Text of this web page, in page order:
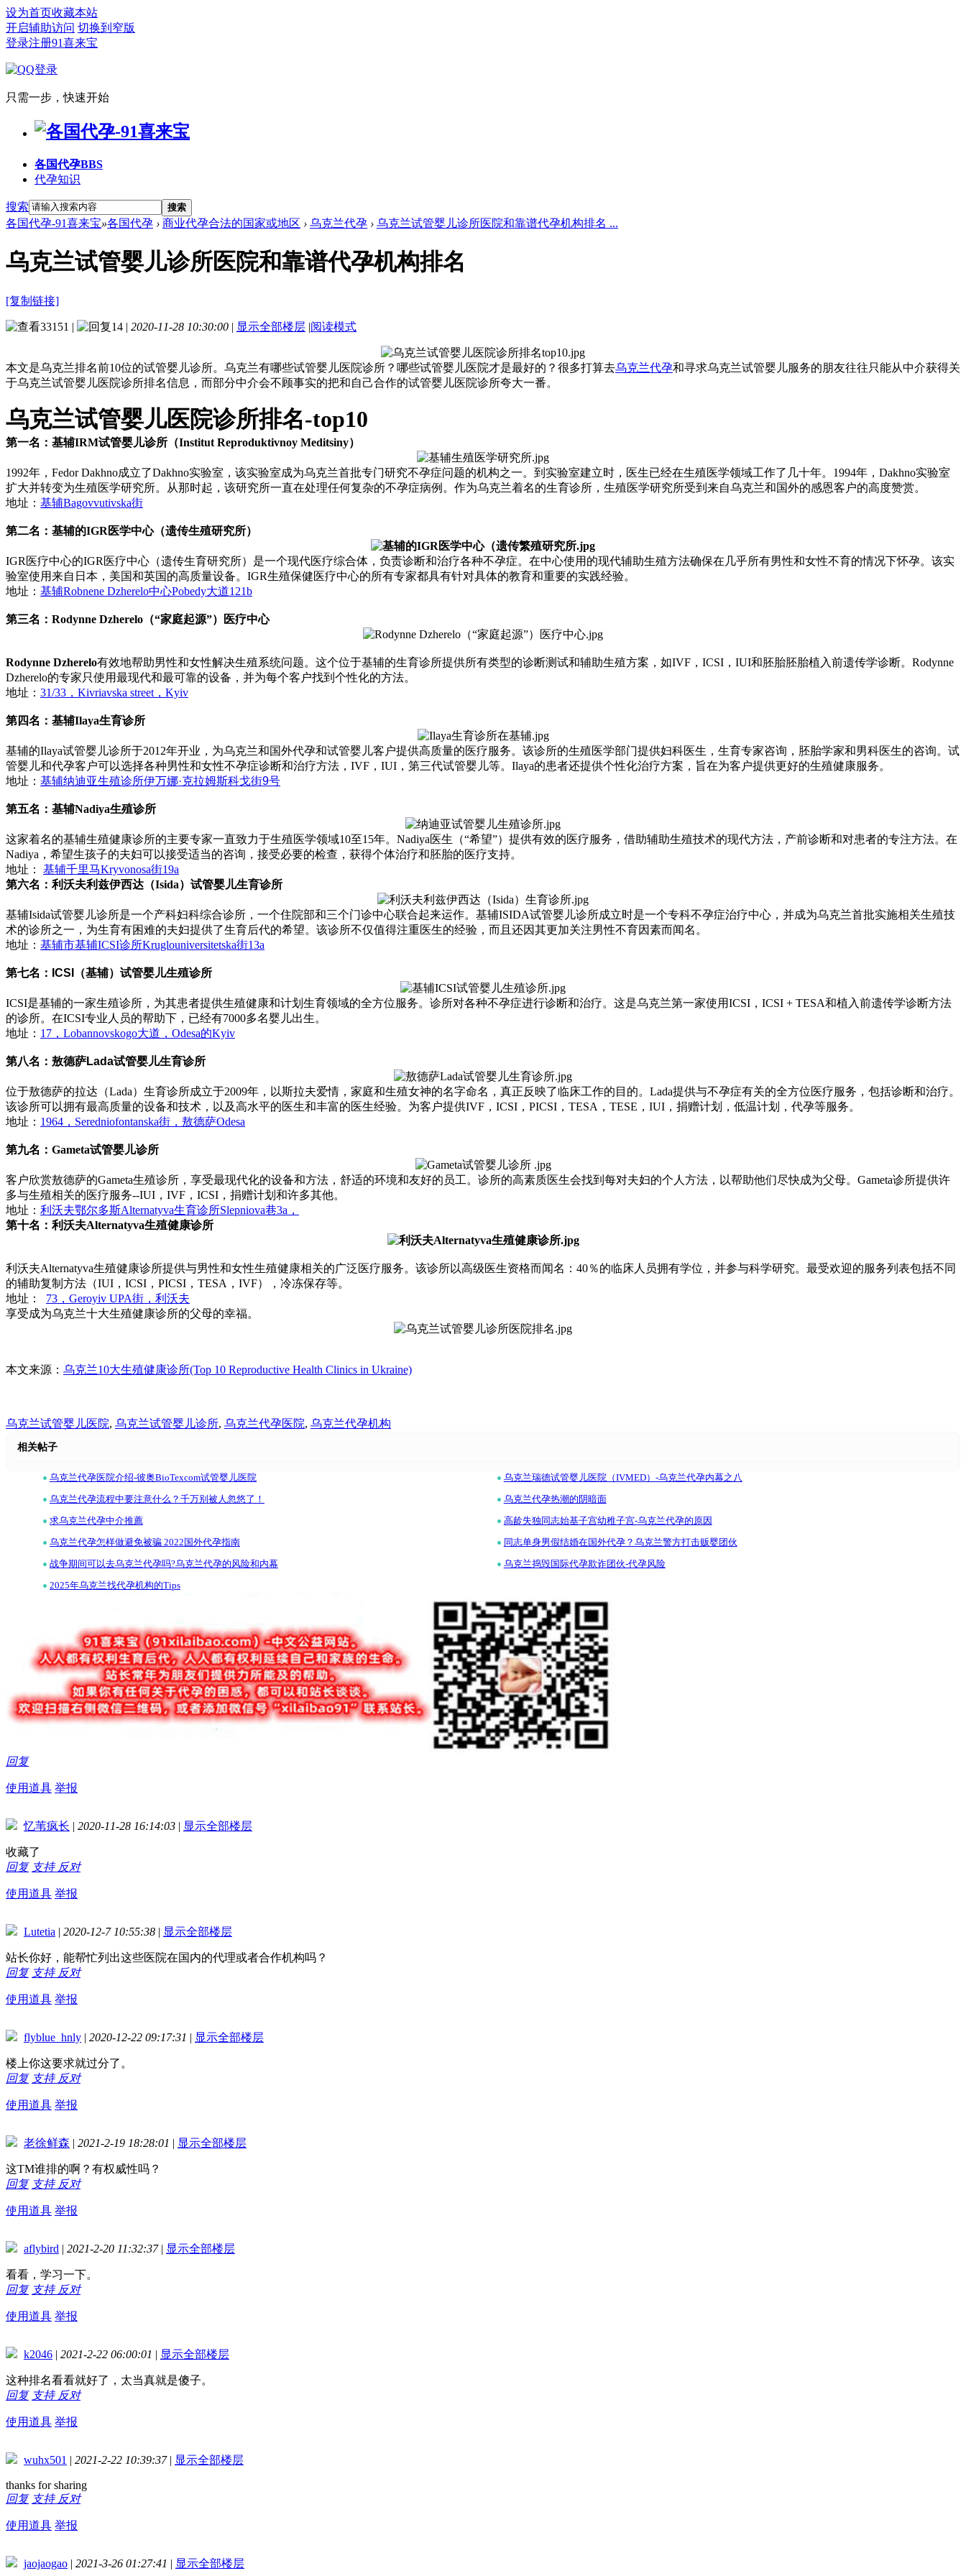
设为首页收藏本站
开启辅助访问 切换到窄版
登录注册91喜来宝
只需一步，快速开始
各国代孕BBS
代孕知识
搜索 搜索
各国代孕-91喜来宝»各国代孕 › 商业代孕合法的国家或地区 › 乌克兰代孕 › 乌克兰试管婴儿诊所医院和靠谱代孕机构排名 ...
乌克兰试管婴儿诊所医院和靠谱代孕机构排名
[复制链接]
33151 | 14 | 2020-11-28 10:30:00 | 显示全部楼层 |阅读模式
本文是乌克兰排名前10位的试管婴儿诊所。乌克兰有哪些试管婴儿医院诊所？哪些试管婴儿医院才是最好的？很多打算去乌克兰代孕和寻求乌克兰试管婴儿服务的朋友往往只能从中介获得关
于乌克兰试管婴儿医院诊所排名信息，而部分中介会不顾事实的把和自己合作的试管婴儿医院诊所夸大一番。
乌克兰试管婴儿医院诊所排名-top10
第一名：基辅IRM试管婴儿诊所（Institut Reproduktivnoy Meditsiny）
1992年，Fedor Dakhno成立了Dakhno实验室，该实验室成为乌克兰首批专门研究不孕症问题的机构之一。到实验室建立时，医生已经在生殖医学领域工作了几十年。1994年，Dakhno实验室
扩大并转变为生殖医学研究所。从那时起，该研究所一直在处理任何复杂的不孕症病例。作为乌克兰着名的生育诊所，生殖医学研究所受到来自乌克兰和国外的感恩客户的高度赞赏。
地址： 基辅Bagovvutivska街
第二名：基辅的IGR医学中心（遗传生殖研究所）
IGR医疗中心的IGR医疗中心（遗传生育研究所）是一个现代医疗综合体，负责诊断和治疗各种不孕症。在中心使用的现代辅助生殖方法确保在几乎所有男性和女性不育的情况下怀孕。该实
验室使用来自日本，美国和英国的高质量设备。IGR生殖保健医疗中心的所有专家都具有针对具体的教育和重要的实践经验。
地址： 基辅Robnene Dzherelo中心Pobedy大道121b
第三名：Rodynne Dzherelo（“家庭起源”）医疗中心
Rodynne Dzherelo有效地帮助男性和女性解决生殖系统问题。这个位于基辅的生育诊所提供所有类型的诊断测试和辅助生殖方案，如IVF，ICSI，IUI和胚胎胚胎植入前遗传学诊断。Rodynne
Dzherelo的专家只使用最现代和最可靠的设备，并为每个客户找到个性化的方法。
地址： 31/33，Kivriavska street，Kyiv
第四名：基辅Ilaya生育诊所
基辅的Ilaya试管婴儿诊所于2012年开业，为乌克兰和国外代孕和试管婴儿客户提供高质量的医疗服务。该诊所的生殖医学部门提供妇科医生，生育专家咨询，胚胎学家和男科医生的咨询。试
管婴儿和代孕客户可以选择各种男性和女性不孕症诊断和治疗方法，IVF，IUI，第三代试管婴儿等。Ilaya的患者还提供个性化治疗方案，旨在为客户提供更好的生殖健康服务。
地址： 基辅纳迪亚生殖诊所伊万娜·克拉姆斯科戈街9号
第五名：基辅Nadiya生殖诊所
这家着名的基辅生殖健康诊所的主要专家一直致力于生殖医学领域10至15年。Nadiya医生（“希望”）提供有效的医疗服务，借助辅助生殖技术的现代方法，产前诊断和对患者的专注方法。在
Nadiya，希望生孩子的夫妇可以接受适当的咨询，接受必要的检查，获得个体治疗和胚胎的医疗支持。
地址： 基辅千里马Kryvonosa街19a
第六名：利沃夫利兹伊西达（Isida）试管婴儿生育诊所
基辅Isida试管婴儿诊所是一个产科妇科综合诊所，一个住院部和三个门诊中心联合起来运作。基辅ISIDA试管婴儿诊所成立时是一个专科不孕症治疗中心，并成为乌克兰首批实施相关生殖技
术的诊所之一，为生育有困难的夫妇提供了生育后代的希望。该诊所不仅值得注重医生的经验，而且还因其更加关注男性不育因素而闻名。
地址： 基辅市基辅ICSI诊所Kruglouniversitetska街13a
第七名：ICSI（基辅）试管婴儿生殖诊所
ICSI是基辅的一家生殖诊所，为其患者提供生殖健康和计划生育领域的全方位服务。诊所对各种不孕症进行诊断和治疗。这是乌克兰第一家使用ICSI，ICSI + TESA和植入前遗传学诊断方法
的诊所。在ICSI专业人员的帮助下，已经有7000多名婴儿出生。
地址： 17，Lobannovskogo大道，Odesa的Kyiv
第八名：敖德萨Lada试管婴儿生育诊所
位于敖德萨的拉达（Lada）生育诊所成立于2009年，以斯拉夫爱情，家庭和生殖女神的名字命名，真正反映了临床工作的目的。Lada提供与不孕症有关的全方位医疗服务，包括诊断和治疗。
该诊所可以拥有最高质量的设备和技术，以及高水平的医生和丰富的医生经验。为客户提供IVF，ICSI，PICSI，TESA，TESE，IUI，捐赠计划，低温计划，代孕等服务。
地址： 1964，Seredniofontanska街，敖德萨Odesa
第九名：Gameta试管婴儿诊所
客户欣赏敖德萨的Gameta生殖诊所，享受最现代化的设备和方法，舒适的环境和友好的员工。诊所的高素质医生会找到每对夫妇的个人方法，以帮助他们尽快成为父母。Gameta诊所提供许
多与生殖相关的医疗服务--IUI，IVF，ICSI，捐赠计划和许多其他。
地址： 利沃夫鄂尔多斯Alternatyva生育诊所Slepniova巷3a，
第十名：利沃夫Alternatyva生殖健康诊所
利沃夫Alternatyva生殖健康诊所提供与男性和女性生殖健康相关的广泛医疗服务。该诊所以高级医生资格而闻名：40％的临床人员拥有学位，并参与科学研究。最受欢迎的服务列表包括不同
的辅助复制方法（IUI，ICSI，PICSI，TESA，IVF），冷冻保存等。
地址： 73，Geroyiv UPA街，利沃夫
享受成为乌克兰十大生殖健康诊所的父母的幸福。
本文来源： 乌克兰10大生殖健康诊所(Top 10 Reproductive Health Clinics in Ukraine)
乌克兰试管婴儿医院, 乌克兰试管婴儿诊所, 乌克兰代孕医院, 乌克兰代孕机构
相关帖子
• 乌克兰代孕医院介绍-彼奥BioTexcom试管婴儿医院 • 乌克兰瑞德试管婴儿医院（IVMED）-乌克兰代孕内幕之八
• 乌克兰代孕流程中要注意什么？千万别被人忽悠了！ • 乌克兰代孕热潮的阴暗面
• 求乌克兰代孕中介推薦 • 高龄失独同志始基子宫幼稚子宫-乌克兰代孕的原因
• 乌克兰代孕怎样做避免被骗 2022国外代孕指南 • 同志单身男假结婚在国外代孕？乌克兰警方打击贩婴团伙
• 战争期间可以去乌克兰代孕吗?乌克兰代孕的风险和内幕 • 乌克兰捣毁国际代孕欺诈团伙-代孕风险
• 2025年乌克兰找代孕机构的Tips
回复
使用道具 举报
忆苇疯长 | 2020-11-28 16:14:03 | 显示全部楼层
收藏了
回复 支持 反对
使用道具 举报
Lutetia | 2020-12-7 10:55:38 | 显示全部楼层
站长你好，能帮忙列出这些医院在国内的代理或者合作机构吗？
回复 支持 反对
使用道具 举报
flyblue_hnly | 2020-12-22 09:17:31 | 显示全部楼层
楼上你这要求就过分了。
回复 支持 反对
使用道具 举报
老徐鲜森 | 2021-2-19 18:28:01 | 显示全部楼层
这TM谁排的啊？有权威性吗？
回复 支持 反对
使用道具 举报
aflybird | 2021-2-20 11:32:37 | 显示全部楼层
看看，学习一下。
回复 支持 反对
使用道具 举报
k2046 | 2021-2-22 06:00:01 | 显示全部楼层
这种排名看看就好了，太当真就是傻子。
回复 支持 反对
使用道具 举报
wuhx501 | 2021-2-22 10:39:37 | 显示全部楼层
thanks for sharing
回复 支持 反对
使用道具 举报
jaojaogao | 2021-3-26 01:27:41 | 显示全部楼层